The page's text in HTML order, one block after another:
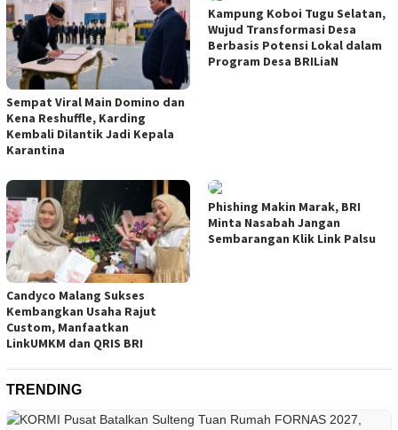
Sempat Viral Main Domino dan
Kena Reshuffle, Karding
Kembali Dilantik Jadi Kepala
Karantina
Kampung Koboi Tugu Selatan,
Wujud Transformasi Desa
Berbasis Potensi Lokal dalam
Program Desa BRILiaN
Candyco Malang Sukses
Kembangkan Usaha Rajut
Custom, Manfaatkan
LinkUMKM dan QRIS BRI
Phishing Makin Marak, BRI
Minta Nasabah Jangan
Sembarangan Klik Link Palsu
TRENDING